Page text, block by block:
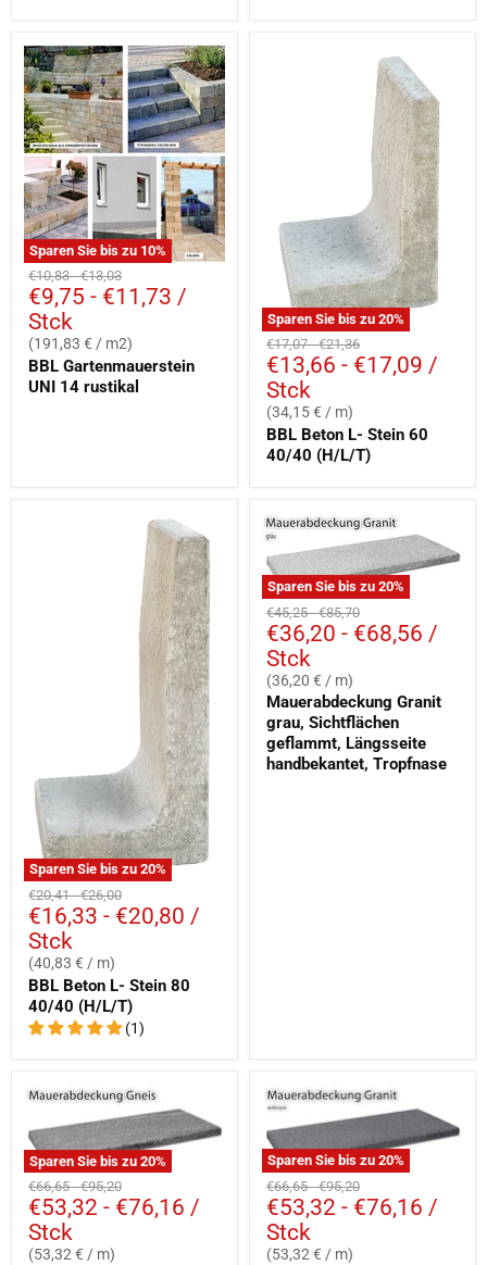
Sparen Sie bis zu 10%
Ursprünglicher
Preis
€10,83-Ursprünglicher
Preis
€13,03
€9,75 - €11,73 /
Stck
(191,83 € / m2)
BBL Gartenmauerstein
UNI 14 rustikal
Sparen Sie bis zu20%
Ursprünglicher
Preis
€17,07-Ursprünglicher
Preis
€21,36
€13,66 - €17,09 /
Stck
(34,15 € / m)
BBL Beton L- Stein 60
40/40 (H/L/T)
Sparen Sie bis zu20%
Ursprünglicher
Preis
€20,41-Ursprünglicher
Preis
€26,00
€16,33 - €20,80 /
Stck
(40,83 € / m)
BBL Beton L- Stein 80
40/40 (H/L/T)
(1)
Sparen Sie bis zu20%
Ursprünglicher
Preis
€45,25-Ursprünglicher
Preis
€85,70
€36,20 - €68,56 /
Stck
(36,20 € / m)
Mauerabdeckung Granit
grau, Sichtflächen
geflammt, Längsseite
handbekantet, Tropfnase
Sparen Sie bis zu20%
Ursprünglicher
Preis
€66,65-Ursprünglicher
Preis
€95,20
€53,32 - €76,16 /
Stck
(53,32 € / m)
Sparen Sie bis zu20%
Ursprünglicher
Preis
€66,65-Ursprünglicher
Preis
€95,20
€53,32 - €76,16 /
Stck
(53,32 € / m)